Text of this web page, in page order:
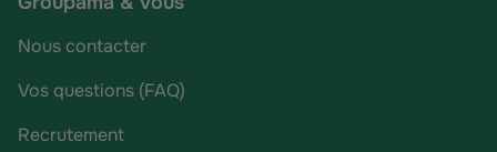
Nous contacter
Vos questions (FAQ)
Recrutement